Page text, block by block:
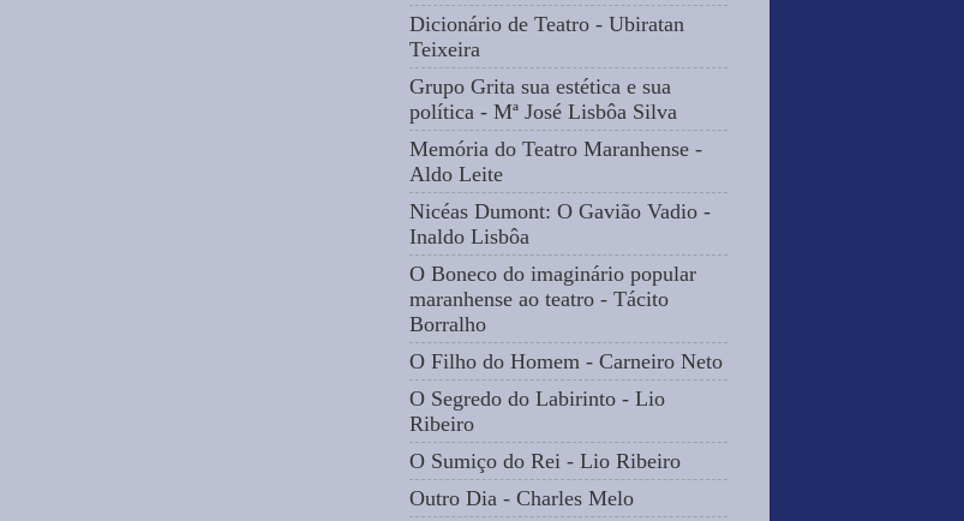
Dicionário de Teatro - Ubiratan
Teixeira
Grupo Grita sua estética e sua
política - Mª José Lisbôa Silva
Memória do Teatro Maranhense -
Aldo Leite
Nicéas Dumont: O Gavião Vadio -
Inaldo Lisbôa
O Boneco do imaginário popular
maranhense ao teatro - Tácito
Borralho
O Filho do Homem - Carneiro Neto
O Segredo do Labirinto - Lio
Ribeiro
O Sumiço do Rei - Lio Ribeiro
Outro Dia - Charles Melo